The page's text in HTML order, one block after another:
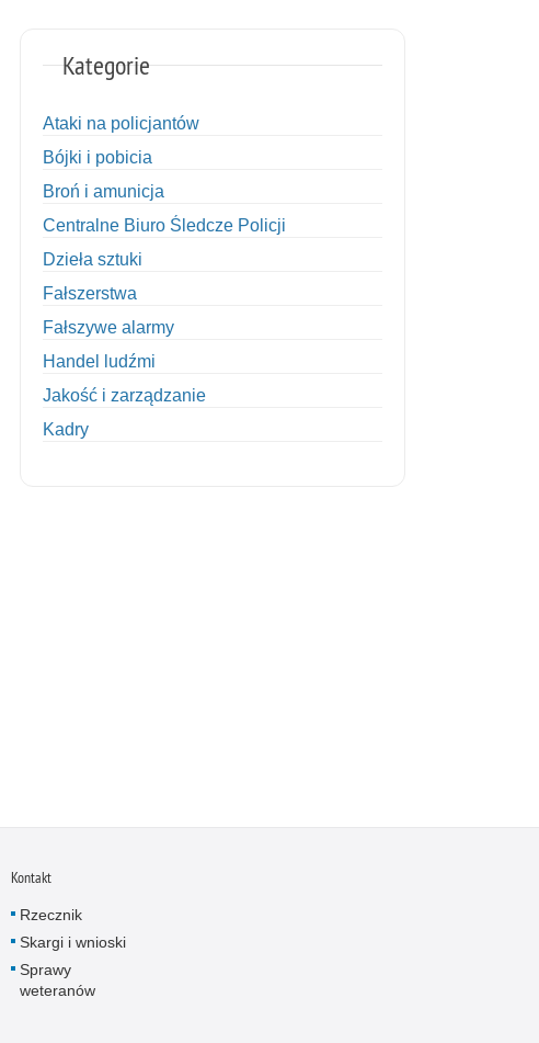
Kategorie
Ataki na policjantów
Bójki i pobicia
Broń i amunicja
Centralne Biuro Śledcze Policji
Dzieła sztuki
Fałszerstwa
Fałszywe alarmy
Handel ludźmi
Jakość i zarządzanie
Kadry
Nietrzeźwi kierujący
Nietrzeźwi opiekunowie
Nietrzeźwi pracownicy
Niszczenie mienia
Kontakt
Rzecznik
Skargi i wnioski
Sprawy
weteranów